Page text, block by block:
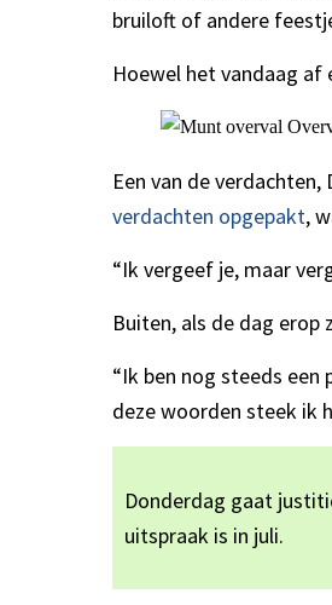
bruiloft of andere
Hoewel het vandaag
Een van de
verdachten opgepakt,
“Ik vergeef je, maar
Buiten, als de dag
“Ik ben nog steeds
deze woorden steek ik
Donderdag gaat
uitspraak is in juli.